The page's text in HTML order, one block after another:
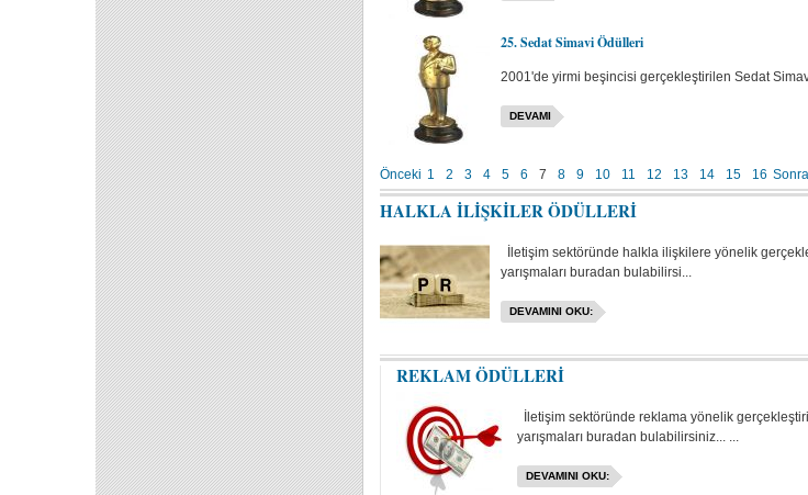
25. Sedat Simavi Ödülleri
2001'de yirmi beşincisi gerçekleştirilen Sedat
DEVAMI
Önceki 1 2 3 4 5 6 7 8 9 10 11 12 13 14 15 16
HALKLA İLİŞKİLER ÖDÜLLERİ
İletişim sektöründe halkla ilişkilere yönelik
yarışmaları buradan bulabilirsi...
DEVAMINI OKU:
REKLAM ÖDÜLLERİ
İletişim sektöründe reklama yönelik
yarışmaları buradan bulabilirsiniz... ...
DEVAMINI OKU: